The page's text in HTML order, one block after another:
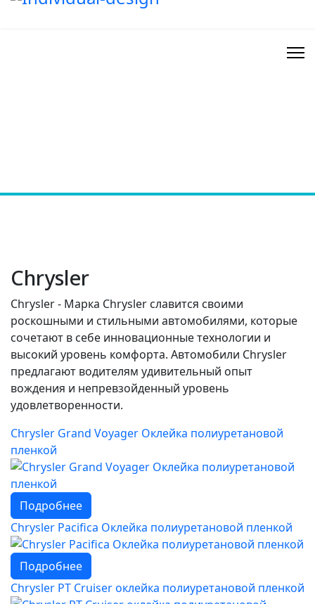
Chrysler
Chrysler - Марка Chrysler славится своими
роскошными и стильными автомобилями, которые
сочетают в себе инновационные технологии и
высокий уровень комфорта. Автомобили Chrysler
предлагают водителям удивительный опыт
вождения и непревзойденный уровень
удовлетворенности.
Chrysler Grand Voyager Оклейка полиуретановой
пленкой
Подробнее
Chrysler Pacifica Оклейка полиуретановой пленкой
Подробнее
Chrysler PT Cruiser оклейка полиуретановой пленкой